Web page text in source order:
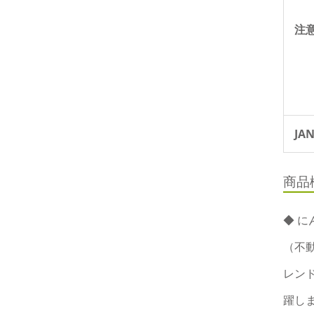
注
商品
◆ に
（
レン
躍し